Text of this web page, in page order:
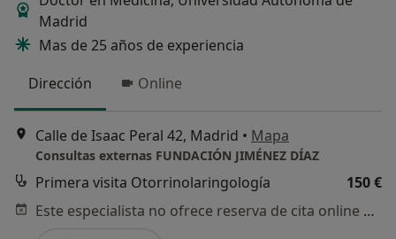
Madrid
Mas de 25 años de experiencia
Dirección
Online
Calle de Isaac Peral 42, Madrid • Mapa
Consultas externas FUNDACIÓN JIMÉNEZ DÍAZ
Primera visita Otorrinolaringología
150 €
Este especialista no ofrece reserva de cita online en esta dirección.